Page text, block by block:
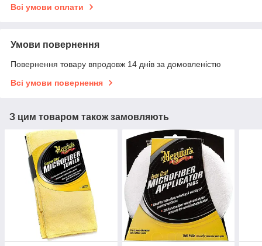
Всі умови оплати
Умови повернення
Повернення товару впродовж 14 днів за домовленістю
Всі умови повернення
З цим товаром також замовляють